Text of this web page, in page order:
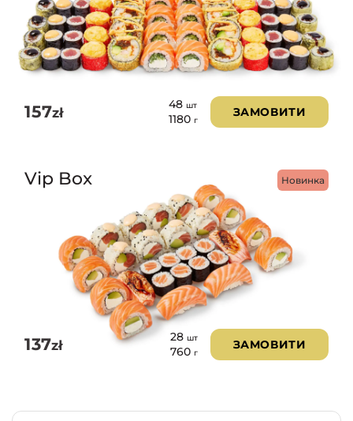
157zł
48 шт
1180 г
ЗАМОВИТИ
Новинка
Vip Box
137zł
28 шт
760 г
ЗАМОВИТИ